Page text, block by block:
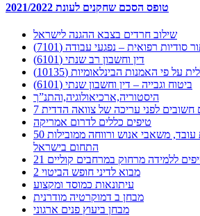
2021/2022 טופס הסכם שחקנים לעונת
שילוב חרדים בצבא ההגנה לישראל
סודיות רפואית – נפגעי עבודה (7101)
דין וחשבון רב שנתי (6101)
פי האמנות הבינלאומיות (10135)
ביטוח וגבייה – דין וחשבון שנתי (6101)
היסטוריה,ארכיאולוגיה,והתנ”ך
חשובים לפני עריכה של צוואה הדדית
טיפים כללים לדרום אמריקה
50 טיפים ויותר לניהול חווית עובד, משאבי אנוש ורווחה ממובילות
התחום בישראל
טיפים ללמידה מרחוק במרחבים קוליים
מבוא לדיני חופש הביטוי 2
עיתונאות כמוסד ומקצוע
מבחן ב דמוקרטיה מודרנית
מבחן ביעוץ פנים ארגוני